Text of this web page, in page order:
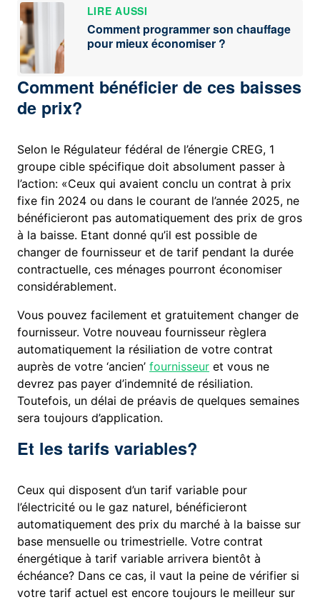
LIRE AUSSI
Comment programmer son chauffage
pour mieux économiser ?
Comment bénéficier de ces baisses
de prix?
Selon le Régulateur fédéral de l’énergie CREG, 1
groupe cible spécifique doit absolument passer à
l’action: «Ceux qui avaient conclu un contrat à prix
fixe fin 2024 ou dans le courant de l’année 2025, ne
bénéficieront pas automatiquement des prix de gros
à la baisse. Etant donné qu’il est possible de
changer de fournisseur et de tarif pendant la durée
contractuelle, ces ménages pourront économiser
considérablement.
Vous pouvez facilement et gratuitement changer de
fournisseur. Votre nouveau fournisseur règlera
automatiquement la résiliation de votre contrat
auprès de votre ‘ancien’fournisseur et vous ne
devrez pas payer d’indemnité de résiliation.
Toutefois, un délai de préavis de quelques semaines
sera toujours d’application.
Et les tarifs variables?
Ceux qui disposent d’un tarif variable pour
l’électricité ou le gaz naturel, bénéficieront
automatiquement des prix du marché à la baisse sur
base mensuelle ou trimestrielle. Votre contrat
énergétique à tarif variable arrivera bientôt à
échéance? Dans ce cas, il vaut la peine de vérifier si
votre tarif actuel est encore toujours le meilleur sur